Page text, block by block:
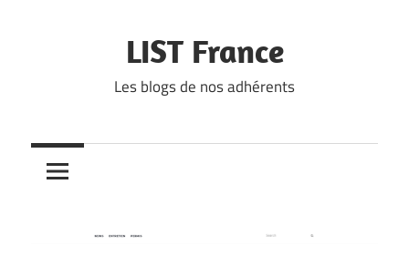
LIST France
Les blogs de nos adhérents